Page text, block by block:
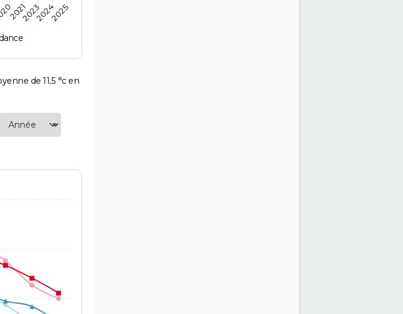
2021202320242025
de 11,5 °c en